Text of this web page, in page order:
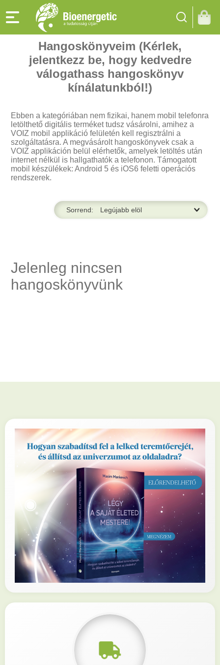
Hangoskönyveim (Kérlek,
jelentkezz be, hogy kedvedre
válogathass hangoskönyv
kínálatunkból!)
Ebben a kategóriában nem fizikai, hanem mobil telefonra
letölthető digitális terméket tudsz vásárolni, amihez a
VOIZ mobil applikáció felületén kell regisztrálni a
szolgáltatásra. A megvásárolt hangoskönyvek csak a
VOIZ applikáción belül elérhetők, amelyek letöltés után
internet nélkül is hallgathatók a telefonon. Támogatott
mobil készülékek: Android 5 és iOS6 feletti operációs
rendszerek.
Sorrend:
Jelenleg nincsen
hangoskönyvünk